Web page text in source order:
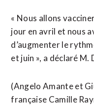
« Nous allons
jour en avril et nous
d’augmenter le
et juin », a déclaré M.
(Angelo Amante et
française Camille